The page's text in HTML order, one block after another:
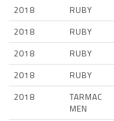
2018
RUBY
2018
RUBY
2018
RUBY
2018
RUBY
2018
TARMAC
MEN